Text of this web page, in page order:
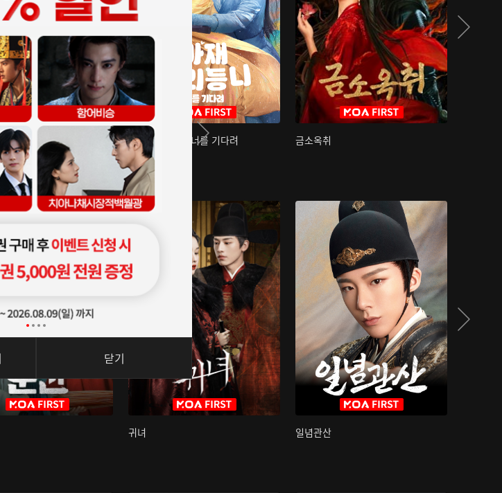
아재저리등니 : 너를 기다려 금소옥취
귀녀 일념관산
닫기